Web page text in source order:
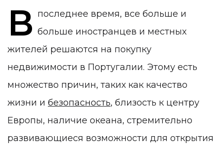
В последнее время, все больше и
больше иностранцев и местных
жителей решаются на покупку
недвижимости в Португалии. Этому есть
множество причин, таких как качество
жизни и безопасность, близость к центру
Европы, наличие океана, стремительно
развивающиеся возможности для открытия